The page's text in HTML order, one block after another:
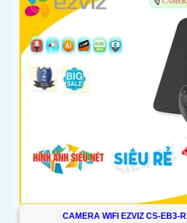
CAMERA WIFI EZVIZ CS-EB3-